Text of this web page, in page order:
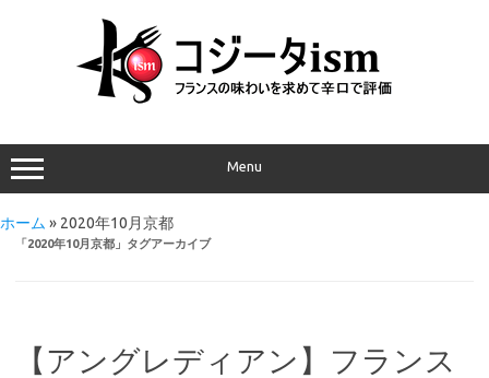
Menu
ホーム » 2020年10月京都
「2020年10月京都 」タグアーカイブ
【アングレディアン】フランス